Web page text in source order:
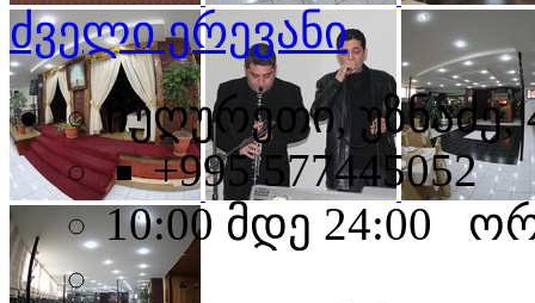
ძველი ერევანი
ჩუღურეთი, უზნაძე,
+995 577445052
10:00 მდე 24:00